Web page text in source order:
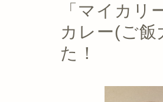
「マイカリ
カレー(ご
た！